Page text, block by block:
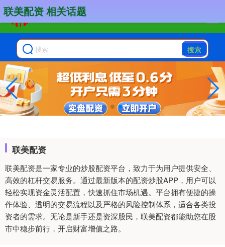
搜索
联美配资
联美配资是一家专业的炒股配资平台，致力于为用户提供安全、
高效的杠杆交易服务。通过最新版本的配资炒股APP，用户可以
轻松实现资金灵活配置，快速抓住市场机遇。平台拥有便捷的操
作体验、透明的交易流程以及严格的风险控制体系，适合各类投
资者的需求。无论是新手还是资深股民，联美配资都能助您在股
市中稳步前行，开启财富增值之路。
联美配资 相关话题